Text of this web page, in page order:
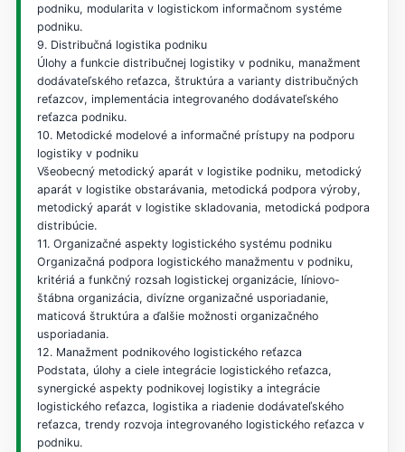
podniku, modularita v logistickom informačnom systéme
podniku.
9. Distribučná logistika podniku
Úlohy a funkcie distribučnej logistiky v podniku, manažment
dodávateľského reťazca, štruktúra a varianty distribučných
reťazcov, implementácia integrovaného dodávateľského
reťazca podniku.
10. Metodické modelové a informačné prístupy na podporu
logistiky v podniku
Všeobecný metodický aparát v logistike podniku, metodický
aparát v logistike obstarávania, metodická podpora výroby,
metodický aparát v logistike skladovania, metodická podpora
distribúcie.
11. Organizačné aspekty logistického systému podniku
Organizačná podpora logistického manažmentu v podniku,
kritériá a funkčný rozsah logistickej organizácie, líniovo-
štábna organizácia, divízne organizačné usporiadanie,
maticová štruktúra a ďalšie možnosti organizačného
usporiadania.
12. Manažment podnikového logistického reťazca
Podstata, úlohy a ciele integrácie logistického reťazca,
synergické aspekty podnikovej logistiky a integrácie
logistického reťazca, logistika a riadenie dodávateľského
reťazca, trendy rozvoja integrovaného logistického reťazca v
podniku.